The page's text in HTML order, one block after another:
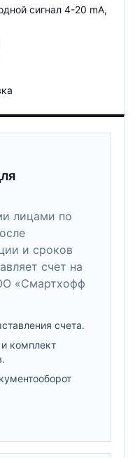
сигнал 4-20 mA,
лицами по
и сроков
счет на
«Смартхофф
счета.
комплект